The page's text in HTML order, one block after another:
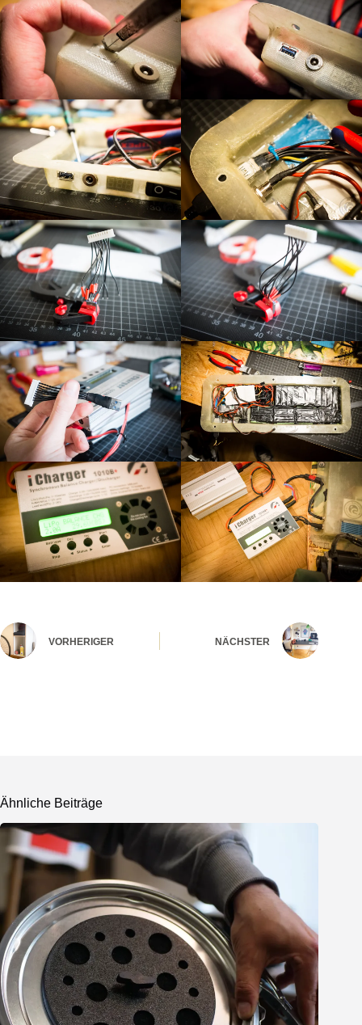
VORHERIGER NÄCHSTER
Ähnliche Beiträge